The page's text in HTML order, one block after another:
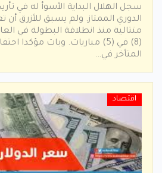
سجل الهلال البداية الأسوأ له في
(8) في (5) مباريات. وبات مؤكدا
المتأخر في…
اقتصاد